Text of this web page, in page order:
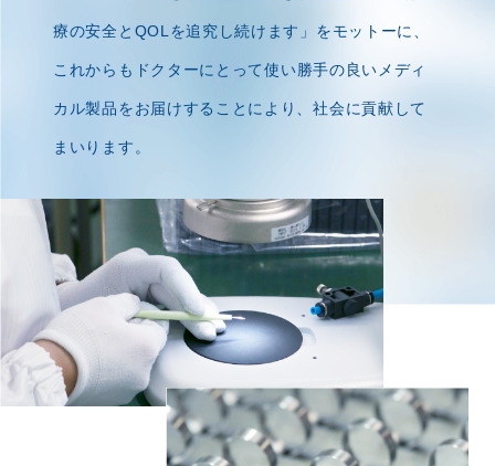
療の安全とQOLを追究し続けます」をモットーに、
これからもドクターにとって使い勝手の良いメディ
カル製品をお届けすることにより、社会に貢献して
まいります。